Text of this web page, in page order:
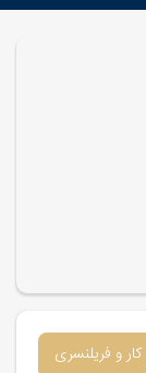
و فریلنسری